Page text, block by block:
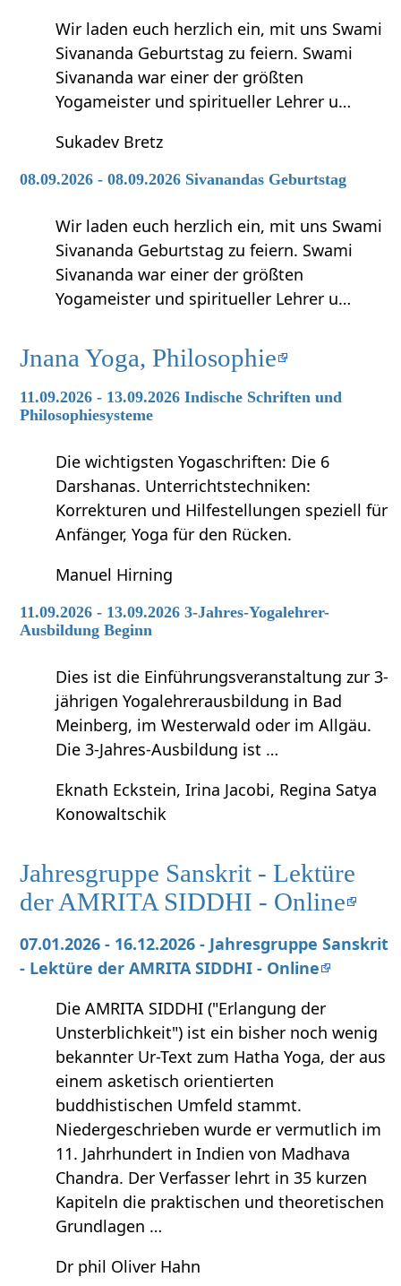
Wir laden euch herzlich ein, mit uns Swami
Sivananda Geburtstag zu feiern. Swami
Sivananda war einer der größten
Yogameister und spiritueller Lehrer u…
Sukadev Bretz
08.09.2026 - 08.09.2026 Sivanandas Geburtstag
Wir laden euch herzlich ein, mit uns Swami
Sivananda Geburtstag zu feiern. Swami
Sivananda war einer der größten
Yogameister und spiritueller Lehrer u…
Jnana Yoga, Philosophie
11.09.2026 - 13.09.2026 Indische Schriften und
Philosophiesysteme
Die wichtigsten Yogaschriften: Die 6
Darshanas. Unterrichtstechniken:
Korrekturen und Hilfestellungen speziell für
Anfänger, Yoga für den Rücken.
Manuel Hirning
11.09.2026 - 13.09.2026 3-Jahres-Yogalehrer-
Ausbildung Beginn
Dies ist die Einführungsveranstaltung zur 3-
jährigen Yogalehrerausbildung in Bad
Meinberg, im Westerwald oder im Allgäu.
Die 3-Jahres-Ausbildung ist …
Eknath Eckstein, Irina Jacobi, Regina Satya
Konowaltschik
Jahresgruppe Sanskrit - Lektüre
der AMRITA SIDDHI - Online
07.01.2026 - 16.12.2026 - Jahresgruppe Sanskrit
- Lektüre der AMRITA SIDDHI - Online
Die AMRITA SIDDHI ("Erlangung der
Unsterblichkeit") ist ein bisher noch wenig
bekannter Ur-Text zum Hatha Yoga, der aus
einem asketisch orientierten
buddhistischen Umfeld stammt.
Niedergeschrieben wurde er vermutlich im
11. Jahrhundert in Indien von Madhava
Chandra. Der Verfasser lehrt in 35 kurzen
Kapiteln die praktischen und theoretischen
Grundlagen …
Dr phil Oliver Hahn